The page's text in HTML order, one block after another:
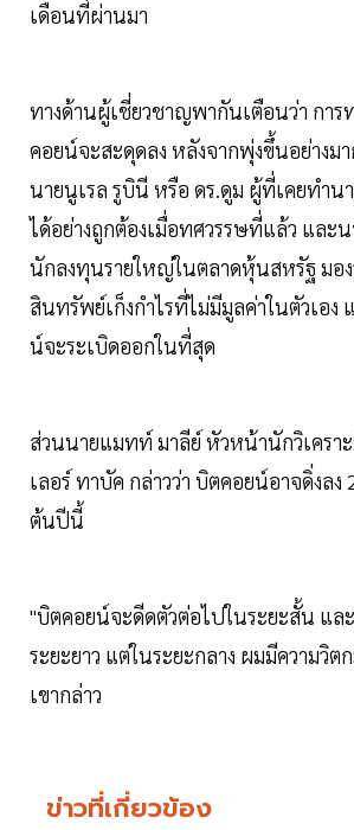
เดือนที่ผ่านมา
ทางด้านผู้เชี่ยวชาญพากันเตือนว่า การ
คอยน์จะสะดุดลง หลังจากพุ่งขึ้นอย่างม
นายนูเรล รูบินี หรือ ดร.ดูม ผู้ที่เคยทำน
ได้อย่างถูกต้องเมื่อทศวรรษที่แล้ว และ
นักลงทุนรายใหญ่ในตลาดหุ้นสหรัฐ มอ
สินทรัพย์เก็งกำไรที่ไม่มีมูลค่าในตัวเอง
น์จะระเบิดออกในที่สุด
ส่วนนายแมทท์ มาลีย์ หัวหน้านักวิเครา
เลอร์ ทาบัค กล่าวว่า บิตคอยน์อาจดิ่งลง
ต้นปีนี้
"บิตคอยน์จะดีดตัวต่อไปในระยะสั้น แล
ระยะยาว แต่ในระยะกลาง ผมมีความวิ
เขากล่าว
ข่าวที่เกี่ยวข้อง